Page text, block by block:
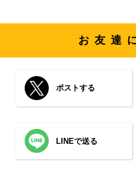
お友達
ポストする
LINEで送る